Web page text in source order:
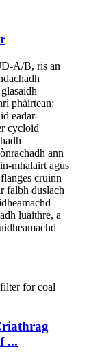
A/B, ris an
phàirtean:
eadar-
cycloid
ann
mhalairt agus
cruinn
falbh duslach
luaithre, a
...